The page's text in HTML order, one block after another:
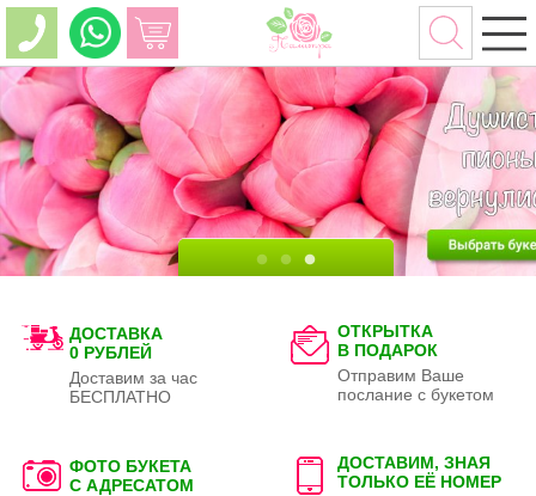
ДОСТАВКА
0 РУБЛЕЙ
Доставим за час
БЕСПЛАТНО
ОТКРЫТКА
В ПОДАРОК
Отправим Ваше
послание с букетом
ФОТО БУКЕТА
С АДРЕСАТОМ
ДОСТАВИМ, ЗНАЯ
ТОЛЬКО ЕЁ НОМЕР